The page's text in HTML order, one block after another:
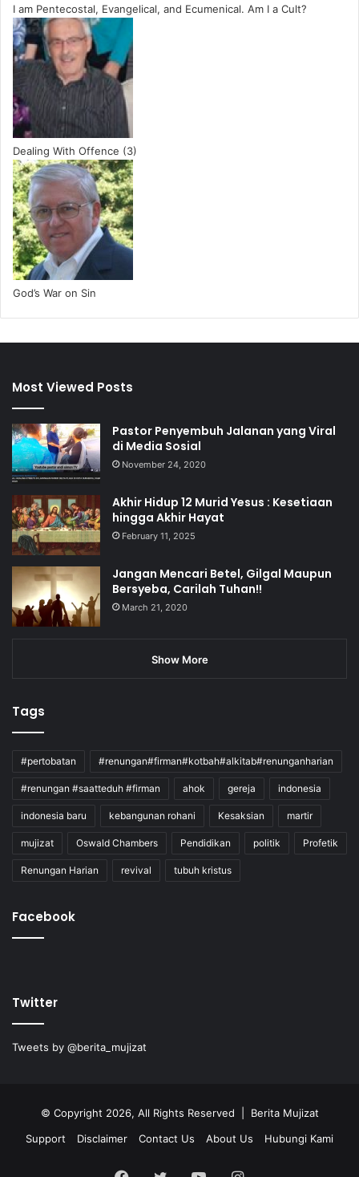
I am Pentecostal, Evangelical, and Ecumenical. Am I a Cult?
Dealing With Offence (3)
God’s War on Sin
Most Viewed Posts
Pastor Penyembuh Jalanan yang Viral
di Media Sosial
November 24, 2020
Akhir Hidup 12 Murid Yesus : Kesetiaan
hingga Akhir Hayat
February 11, 2025
Jangan Mencari Betel, Gilgal Maupun
Bersyeba, Carilah Tuhan!!
March 21, 2020
Show More
Tags
#pertobatan #renungan#firman#kotbah#alkitab#renunganharian
#renungan #saatteduh #firman ahok gereja indonesia
indonesia baru kebangunan rohani Kesaksian martir
mujizat Oswald Chambers Pendidikan politik Profetik
Renungan Harian revival tubuh kristus
Facebook
Twitter
Tweets by @berita_mujizat
© Copyright 2026, All Rights Reserved | Berita Mujizat
Support
Disclaimer Contact Us About Us Hubungi Kami